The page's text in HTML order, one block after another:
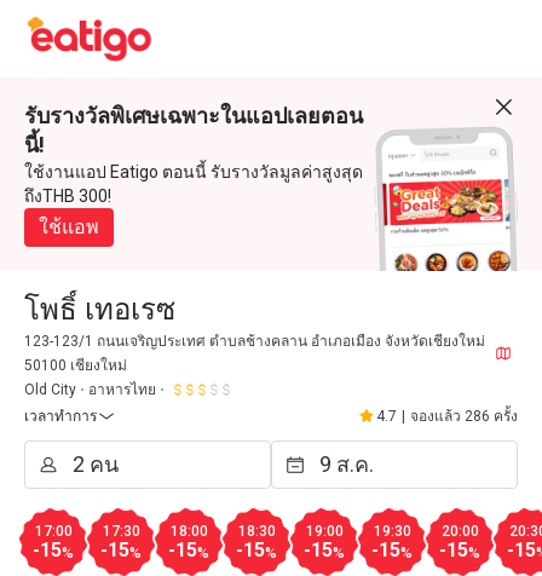
รับรางวัลพิเศษเฉพาะในแอปเลยตอน
นี้!
ใช้งานแอป Eatigo ตอนนี้ รับรางวัลมูลค่าสูงสุด
ถึงTHB 300!
ใช้แอพ
โพธิ์ เทอเรซ
123-123/1 ถนนเจริญประเทศ ตำบลช้างคลาน อำเภอเมือง จังหวัดเชียงใหม่
50100 เชียงใหม่
Old City
อาหารไทย
เวลาทำการ
4.7 จองแล้ว 286 ครั้ง
17:00
-15%
17:30
-15%
18:00
-15%
18:30
-15%
19:00
-15%
19:30
-15%
20:00
-15% -15